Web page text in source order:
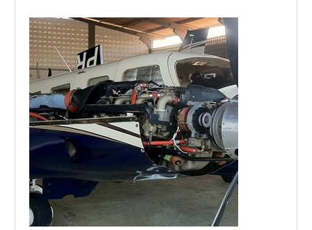
monitoramento e muito mais. Todos os nossos
equipamentos para aeronaves são fabricados
com materiais de alta qualidade e são
projetados para atender às mais rigorosas
normas de segurança. Nossos produtos são
testados e certificados para garantir a
segurança e o desempenho dos voos.